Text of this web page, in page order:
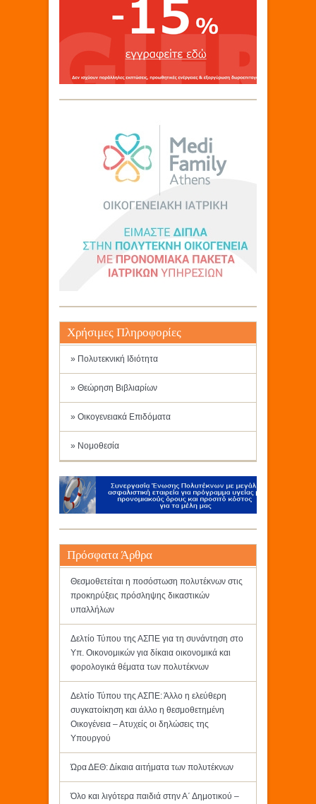
Χρήσιμες Πληροφορίες
» Πολυτεκνική Ιδιότητα
» Θεώρηση Βιβλιαρίων
» Οικογενειακά Επιδόματα
» Νομοθεσία
Πρόσφατα Άρθρα
Θεσμοθετείται η ποσόστωση πολυτέκνων στις
προκηρύξεις πρόσληψης δικαστικών
υπαλλήλων
Δελτίο Τύπου της ΑΣΠΕ για τη συνάντηση στο
Υπ. Οικονομικών για δίκαια οικονομικά και
φορολογικά θέματα των πολυτέκνων
Δελτίο Τύπου της ΑΣΠΕ: Άλλο η ελεύθερη
συγκατοίκηση και άλλο η θεσμοθετημένη
Οικογένεια – Ατυχείς οι δηλώσεις της
Υπουργού
Ώρα ΔΕΘ: Δίκαια αιτήματα των πολυτέκνων
Όλο και λιγότερα παιδιά στην Α΄ Δημοτικού –